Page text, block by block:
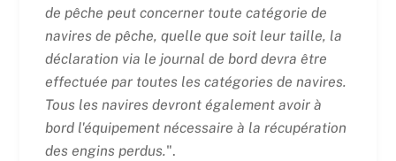
de pêche peut concerner toute catégorie de
navires de pêche, quelle que soit leur taille, la
déclaration via le journal de bord devra être
effectuée par toutes les catégories de navires.
Tous les navires devront également avoir à
bord l'équipement nécessaire à la récupération
des engins perdus.".